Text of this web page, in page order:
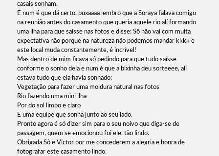
casais sonham.
E num é que dá certo, puxaaaa lembro que a Soraya falava comigo
na reunião antes do casamento que queria aquele rio alí formando
uma ilha para que saísse nas fotos e disse: Sô não vai com muita
expectativa não porque na natureza não podemos mandar kkkk e
este local muda constantemente, é incrível!
Mas dentro de mim ficava só pedindo para que tudo saísse
conforme o sonho dela e num é que a bixinha deu sorteeee, ali
estava tudo que ela havia sonhado:
Vegetação para fazer uma moldura natural nas fotos
Rio fazendo uma mini ilha
Por do sol limpo e claro
E uma equipe que sonha junto ao seu lado.
Pronto agora é só dizer sim para o seu noivo que diga-se de
passagem, quem se emocionou foi ele, tão lindo.
Obrigada Sô e Victor por me concederem a alegria e honra de
fotografar este casamento lindo.